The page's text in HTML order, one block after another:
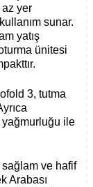
az yer
sunar.
yatış
ünitesi
3, tutma
ile
ve hafif
Arabası